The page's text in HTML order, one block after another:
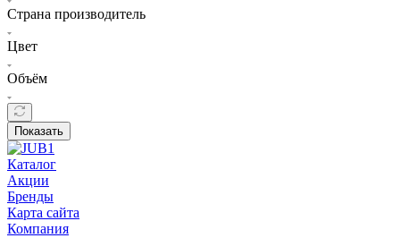
Страна производитель
Цвет
Объём
Показать
Каталог
Акции
Бренды
Карта сайта
Компания